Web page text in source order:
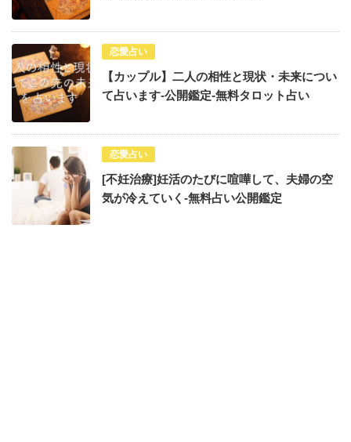
恋愛占い
【カップル】二人の相性と現状・未来につい
て占います-公開鑑定-無料タロット占い
恋愛占い
[不妊治療]妊活のたびに喧嘩して、夫婦の空
気が冷えていく-無料占い公開鑑定